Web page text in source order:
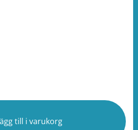
till i varukorg